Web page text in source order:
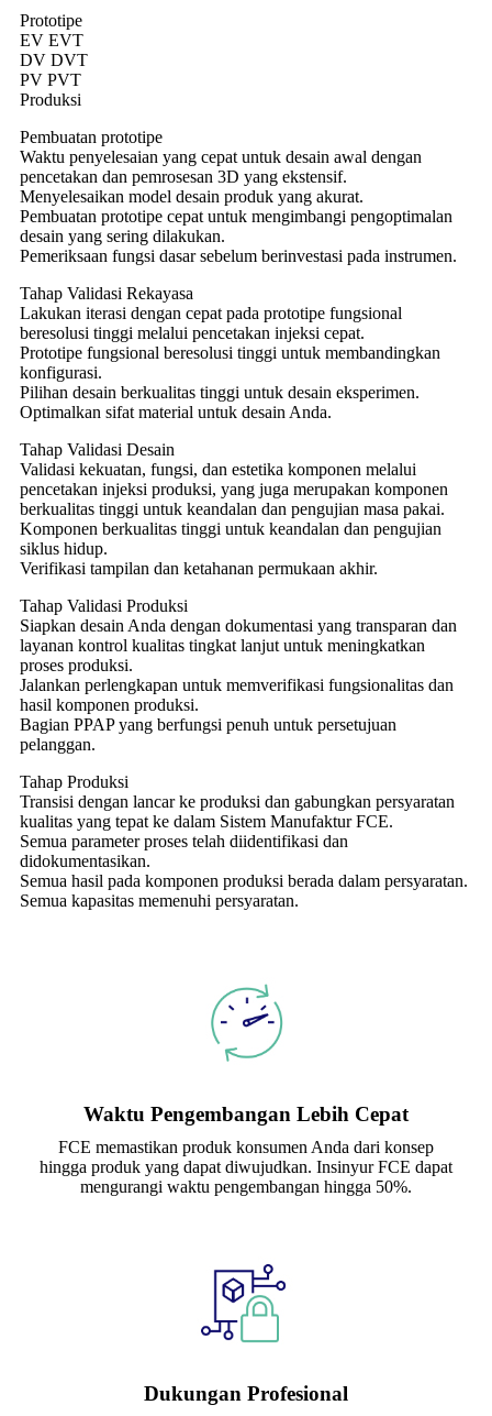
Prototipe
EV EVT
DV DVT
PV PVT
Produksi
Pembuatan prototipe
Waktu penyelesaian yang cepat untuk desain awal dengan
pencetakan dan pemrosesan 3D yang ekstensif.
Menyelesaikan model desain produk yang akurat.
Pembuatan prototipe cepat untuk mengimbangi pengoptimalan
desain yang sering dilakukan.
Pemeriksaan fungsi dasar sebelum berinvestasi pada instrumen.
Tahap Validasi Rekayasa
Lakukan iterasi dengan cepat pada prototipe fungsional
beresolusi tinggi melalui pencetakan injeksi cepat.
Prototipe fungsional beresolusi tinggi untuk membandingkan
konfigurasi.
Pilihan desain berkualitas tinggi untuk desain eksperimen.
Optimalkan sifat material untuk desain Anda.
Tahap Validasi Desain
Validasi kekuatan, fungsi, dan estetika komponen melalui
pencetakan injeksi produksi, yang juga merupakan komponen
berkualitas tinggi untuk keandalan dan pengujian masa pakai.
Komponen berkualitas tinggi untuk keandalan dan pengujian
siklus hidup.
Verifikasi tampilan dan ketahanan permukaan akhir.
Tahap Validasi Produksi
Siapkan desain Anda dengan dokumentasi yang transparan dan
layanan kontrol kualitas tingkat lanjut untuk meningkatkan
proses produksi.
Jalankan perlengkapan untuk memverifikasi fungsionalitas dan
hasil komponen produksi.
Bagian PPAP yang berfungsi penuh untuk persetujuan
pelanggan.
Tahap Produksi
Transisi dengan lancar ke produksi dan gabungkan persyaratan
kualitas yang tepat ke dalam Sistem Manufaktur FCE.
Semua parameter proses telah diidentifikasi dan
didokumentasikan.
Semua hasil pada komponen produksi berada dalam persyaratan.
Semua kapasitas memenuhi persyaratan.
Waktu Pengembangan Lebih Cepat
FCE memastikan produk konsumen Anda dari konsep
hingga produk yang dapat diwujudkan. Insinyur FCE dapat
mengurangi waktu pengembangan hingga 50%.
Dukungan Profesional